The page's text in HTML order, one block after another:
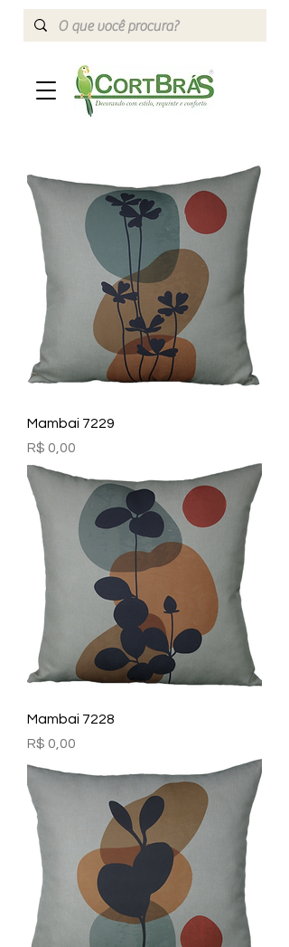
Mambai 7229
Preço
R$ 0,00
Mambai 7228
Preço
R$ 0,00